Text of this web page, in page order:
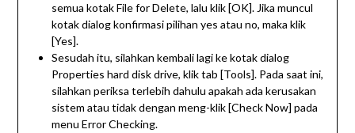
semua kotak File for Delete, lalu klik [OK]. Jika muncul
kotak dialog konfirmasi pilihan yes atau no, maka klik
[Yes].
Sesudah itu, silahkan kembali lagi ke kotak dialog
Properties hard disk drive, klik tab [Tools]. Pada saat ini,
silahkan periksa terlebih dahulu apakah ada kerusakan
sistem atau tidak dengan meng-klik [Check Now] pada
menu Error Checking.